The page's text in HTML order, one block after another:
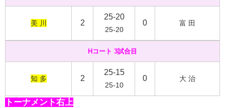
美 川 2
25-20
25-20
0 富 田
Hコート 3試合目
知 多 2
25-15
25-10
0 大 治
トーナメント右上